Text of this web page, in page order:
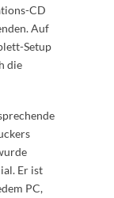
CD
Auf
Setup
die
Er ist
PC,